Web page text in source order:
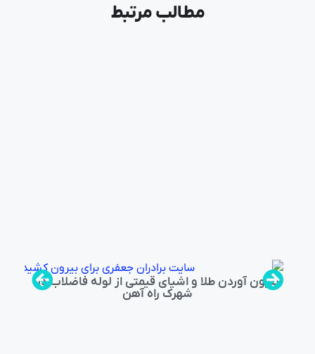
مطالب مرتبط
بیرون آوردن طلا و اشیای قیمتی از لوله فاضلاب در
شهرک راه‌ آهن